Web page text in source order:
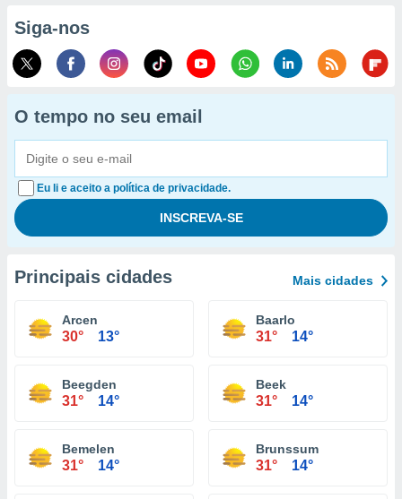
Siga-nos
O tempo no seu email
Eu li e aceito a política de privacidade.
Principais cidades Mais cidades
Arcen
30° 13°
Baarlo
31° 14°
Beegden
31° 14°
Beek
31° 14°
Bemelen
31° 14°
Brunssum
31° 14°